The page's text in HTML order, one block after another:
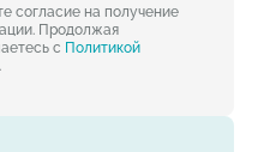
согласие на получение
Продолжая
с Политикой
.